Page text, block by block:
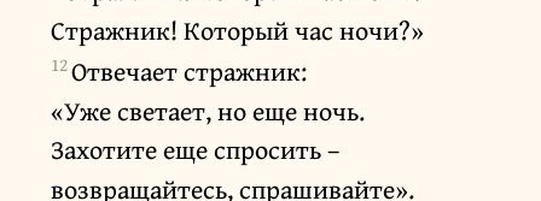
Стражник! Который час ночи?»
12Отвечает стражник:
«Уже светает, но еще ночь.
Захотите еще спросить –
возвращайтесь, спрашивайте».